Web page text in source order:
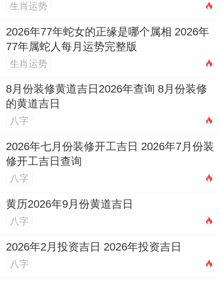
脉圈子，就社交中获信息，即感情上有进
于信任建关系。
三月创造力旺盛，适合学习技能，将灵感付
诸方法，但实施细节要确认，虽有好点子频
现，唯避免虎头蛇尾，随项目推进获认可，
那成就感十足。
四月财运有小高潮。可能有奖金入账，想消
费奖励自己，接下去要节制，可考虑储蓄理
财，就部分资金存起，即偏财在领域 需保
守，踏实行事莫贪心。
五月家庭事务增多。需花时间处理，将精力
分配平衡，但勿忽略自我需求，虽家人需要
支持，唯也要沟通感受，随问题逐一解决，
生肖运势
2026年77年蛇女的正缘是哪个属相 2026年
77年属蛇人每月运势完整版
生肖运势
8月份装修黄道吉日2026年查询 8月份装修
的黄道吉日
八字
2026年七月份装修开工吉日 2026年7月份装
修开工吉日查询
八字
黄历2026年9月份黄道吉日
八字
2026年2月投资吉日 2026年投资吉日
八字